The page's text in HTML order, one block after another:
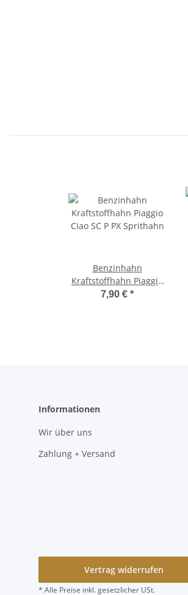
Benzinhahn
Kraftstoffhahn Piaggio
Ciao SC P PX Sprithahn
7,90 € *
Informationen
Wir über uns
Zahlung + Versand
Vertrag widerrufen
* Alle Preise inkl. gesetzlicher USt.